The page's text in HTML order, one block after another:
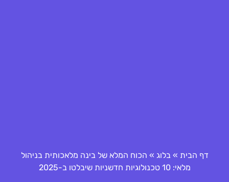
דף הבית »בלוג » הכוח המלא של בינה מלאכותית בניהול
מלאי: 10 טכנולוגיות חדשניות שיבלטו ב-2025